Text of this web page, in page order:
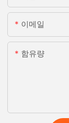
이메일
함유량